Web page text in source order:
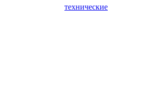
технические